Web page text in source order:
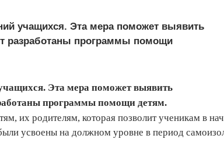
учащихся. Эта мера поможет выявить
разработаны программы помощи
Эта мера поможет выявить
программы помощи детям.
их родителям, которая позволит ученикам в
усвоены на должном уровне в период